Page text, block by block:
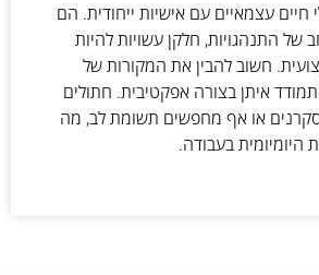
חיים עצמאיים עם אישיות ייחודית. הם
של התנהגויות, חלקן עשויות להיות
חשוב להבין את המקורות של
איתן בצורה אפקטיבית. חתולים
סקרנים או אף מחפשים תשומת לב, מה
היומיומית בעבודה.